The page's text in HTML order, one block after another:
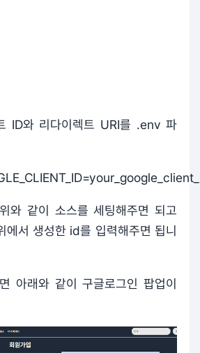
ID와 리다이렉트 URI를 .env 파
와 같이 소스를 세팅해주면 되고
에서 생성한 id를 입력해주면 됩니
아래와 같이 구글로그인 팝업이